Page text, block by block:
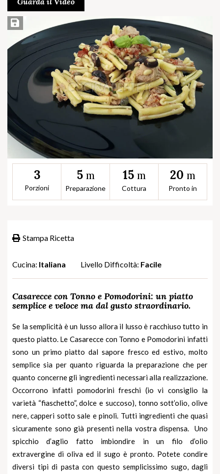
Salva ricetta
3
Porzioni
5 m
Preparazione
15 m
Cottura
20 m
Pronto in
Stampa Ricetta
Cucina: Italiana Livello Difficoltà: Facile
Casarecce con Tonno e Pomodorini: un piatto
semplice e veloce ma dal gusto straordinario.
Se la semplicità è un lusso allora il lusso è racchiuso tutto in
questo piatto. Le Casarecce con Tonno e Pomodorini infatti
sono un primo piatto dal sapore fresco ed estivo, molto
semplice sia per quanto riguarda la preparazione che per
quanto concerne gli ingredienti necessari alla realizzazione.
Occorrono infatti pomodorini freschi (io vi consiglio la
varietà “fiaschetto”, dolce e succoso), tonno sott’olio, olive
nere, capperi sotto sale e pinoli. Tutti ingredienti che quasi
sicuramente sono già presenti nella vostra dispensa. Uno
spicchio d’aglio fatto imbiondire in un filo d’olio
extravergine di oliva ed il sugo è pronto. Potete condire
diversi tipi di pasta con questo semplicissimo sugo, dagli